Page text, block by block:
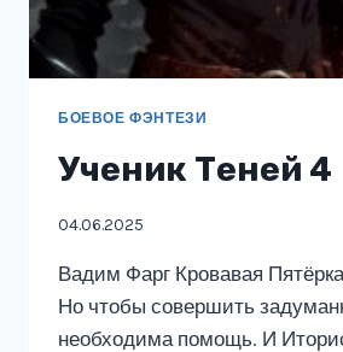
БОЕВОЕ ФЭНТЕЗИ
Ученик Теней 4
04.06.2025
Вадим Фарг Кровавая
Но чтобы совершить
необходима помощь. И